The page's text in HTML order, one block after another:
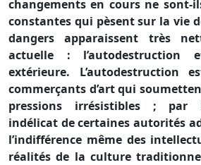
changements en cours ne sont-
constantes qui pèsent sur la vie
dangers apparaissent très
actuelle : l’autodestruction
extérieure. L’autodestruction
commerçants d’art qui
pressions irrésistibles ; par
indélicat de certaines autorités
l’indifférence même des
réalités de la culture